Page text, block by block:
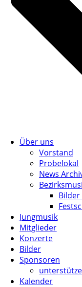
Über uns
Vorstand
Probelokal
News
Bilder
Jungmusik
Mitglieder
Konzerte
Bilder
Sponsoren
Kalender